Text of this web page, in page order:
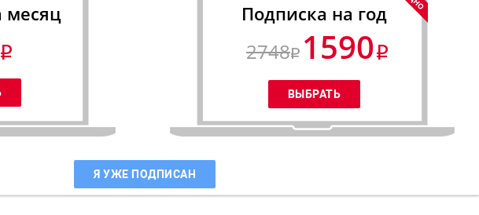
месяц Подписка на год
2748 1590
Я УЖЕ ПОДПИСАН